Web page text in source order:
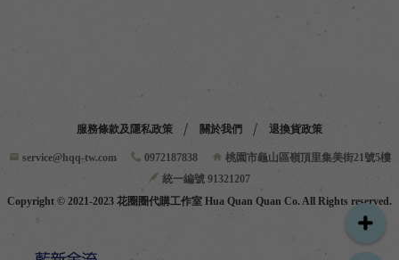
服務條款及隱私政策 關於我們 退換貨政策
service@hqq-tw.com 0972187838
桃園市龜山區嶺頂里集美街21號5樓
統一編號 91321207
Copyright © 2021-2023 花圈圈代購工作室 Hua Quan Quan Co. All Rights reserved.